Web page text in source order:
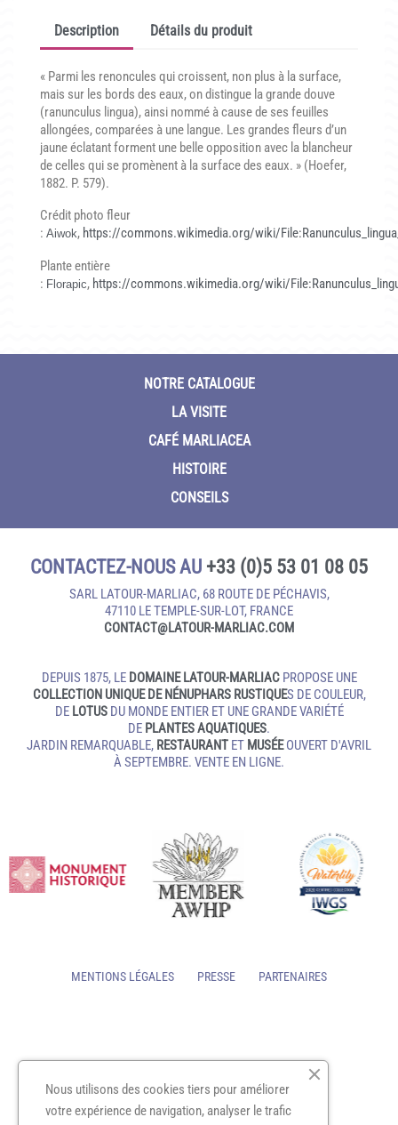
CONTACTDescription Détails du produit
« Parmi les renoncules qui croissent, non plus à la surface,
mais sur les bords des eaux, on distingue la grande douve
(ranunculus lingua), ainsi nommé à cause de ses feuilles
allongées, comparées à une langue. Les grandes fleurs d’un
jaune éclatant forment une belle opposition avec la blancheur
de celles qui se promènent à la surface des eaux. » (Hoefer,
1882. P. 579).
Crédit photo fleur
: Aiwok, https://commons.wikimedia.org/wiki/
Plante entière
: Florapic, https://commons.wikimedia.org/wiki/
NOTRE CATALOGUE
LA VISITE
CAFÉ MARLIACEA
HISTOIRE
CONSEILS
CONTACTEZ-NOUS AU +33 (0)5 53 01 08 05
SARL LATOUR-MARLIAC, 68 ROUTE DE PÉCHAVIS,
47110 LE TEMPLE‑SUR‑LOT, FRANCE
CONTACT@LATOUR‑MARLIAC.COM
DEPUIS 1875, LE DOMAINE LATOUR-MARLIACPROPOSE UNE
COLLECTION UNIQUE DE NÉNUPHARS RUSTIQUES DE COULEUR,
DE LOTUSDU MONDE ENTIER ET UNE GRANDE VARIÉTÉ
DE PLANTES AQUATIQUES.
JARDIN REMARQUABLE, RESTAURANT ET MUSÉEOUVERT D'AVRIL
À SEPTEMBRE. VENTE EN LIGNE.
MENTIONS LÉGALES PRESSE PARTENAIRES
Nous utilisons des cookies tiers pour améliorer
votre expérience de navigation, analyser le trafic